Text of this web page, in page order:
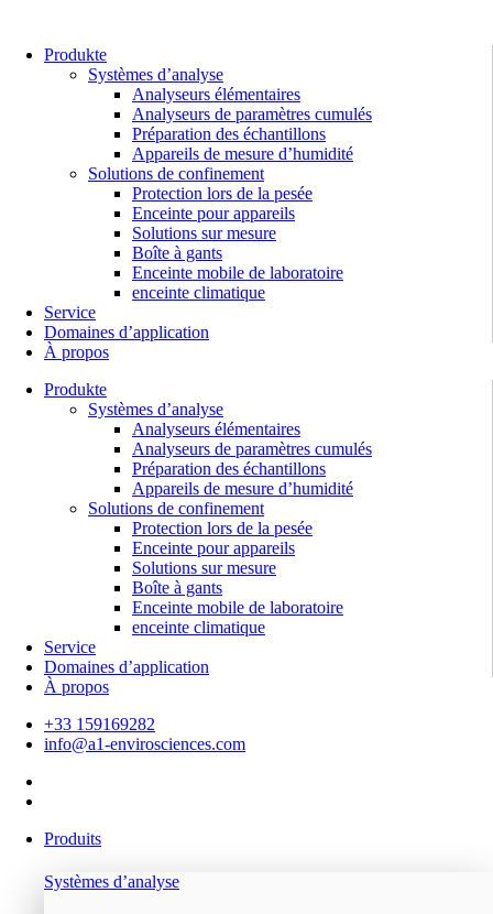
contenuProdukte
Systèmes d’analyse
Analyseurs élémentaires
Analyseurs de paramètres cumulés
Préparation des échantillons
Appareils de mesure d’humidité
Solutions de confinement
Protection lors de la pesée
Enceinte pour appareils
Solutions sur mesure
Boîte à gants
Enceinte mobile de laboratoire
enceinte climatique
Service
Domaines d’application
À propos
Produkte
Systèmes d’analyse
Analyseurs élémentaires
Analyseurs de paramètres cumulés
Préparation des échantillons
Appareils de mesure d’humidité
Solutions de confinement
Protection lors de la pesée
Enceinte pour appareils
Solutions sur mesure
Boîte à gants
Enceinte mobile de laboratoire
enceinte climatique
Service
Domaines d’application
À propos
+33 159169282
info@a1-envirosciences.com
Produits
Systèmes d’analyse